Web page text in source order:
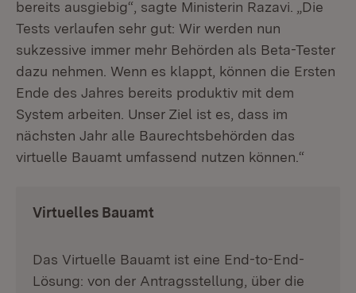
bereits ausgiebig“, sagte Ministerin Razavi. „Die
Tests verlaufen sehr gut: Wir werden nun
sukzessive immer mehr Behörden als Beta-Tester
dazu nehmen. Wenn es klappt, können die Ersten
Ende des Jahres bereits produktiv mit dem
System arbeiten. Unser Ziel ist es, dass im
nächsten Jahr alle Baurechtsbehörden das
virtuelle Bauamt umfassend nutzen können.“
Virtuelles Bauamt
Das Virtuelle Bauamt ist eine End-to-End-
Lösung: von der Antragsstellung, über die